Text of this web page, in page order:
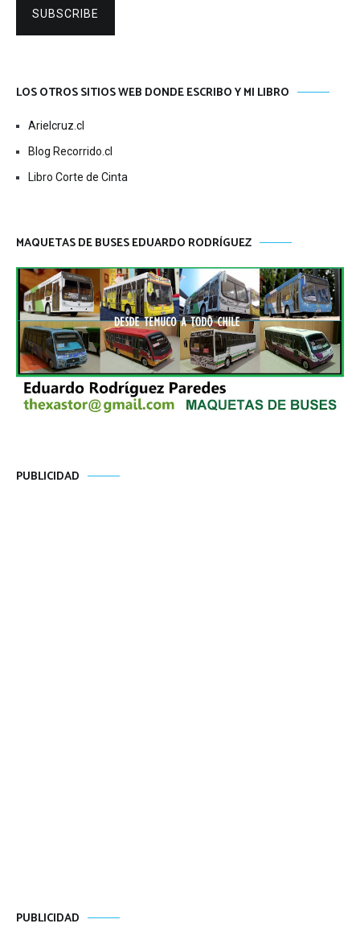
SUBSCRIBE
LOS OTROS SITIOS WEB DONDE ESCRIBO Y MI LIBRO
Arielcruz.cl
Blog Recorrido.cl
Libro Corte de Cinta
MAQUETAS DE BUSES EDUARDO RODRÍGUEZ
PUBLICIDAD
PUBLICIDAD